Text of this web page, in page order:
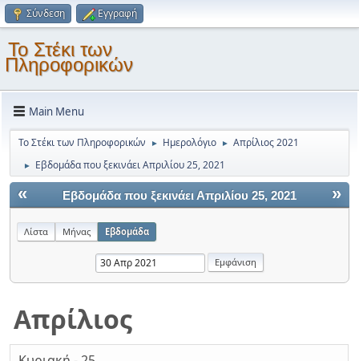
Σύνδεση Εγγραφή
Το Στέκι των
Πληροφορικών
Main Menu
Το Στέκι των Πληροφορικών ► Ημερολόγιο ► Απρίλιος 2021
► Εβδομάδα που ξεκινάει Απριλίου 25, 2021
« »
Εβδομάδα που ξεκινάει Απριλίου 25, 2021
Λίστα Μήνας Εβδομάδα
Απρίλιος